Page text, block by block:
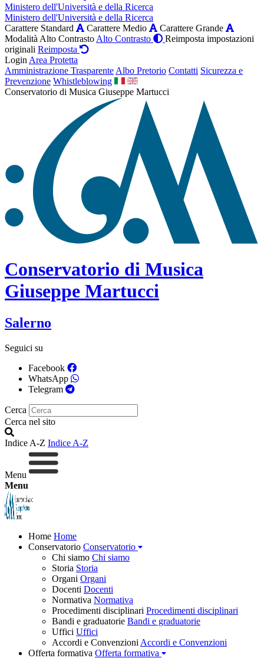
Ministero dell'Università e della Ricerca
Ministero dell'Università e della Ricerca
Carattere Standard
Carattere Medio
Carattere Grande
Modalità Alto Contrasto Alto Contrasto
Reimposta impostazioni
originali Reimposta
Login Area Protetta
Amministrazione Trasparente Albo Pretorio Contatti Sicurezza e
Prevenzione Whistleblowing
Conservatorio di Musica Giuseppe Martucci
Conservatorio di Musica
Giuseppe Martucci
Salerno
Seguici su
Facebook
WhatsApp
Telegram
Cerca
Cerca nel sito
Indice A-Z Indice A-Z
Menu
Menu
Home Home
Conservatorio Conservatorio
Chi siamo Chi siamo
Storia Storia
Organi Organi
Docenti Docenti
Normativa Normativa
Procedimenti disciplinari Procedimenti disciplinari
Bandi e graduatorie Bandi e graduatorie
Uffici Uffici
Accordi e Convenzioni Accordi e Convenzioni
Offerta formativa Offerta formativa